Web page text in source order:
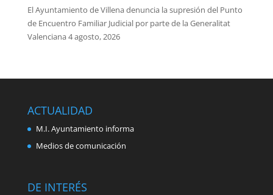
El Ayuntamiento de Villena denuncia la supresión del Punto
de Encuentro Familiar Judicial por parte de la Generalitat
Valenciana4 agosto, 2026
ACTUALIDAD
M.I. Ayuntamiento informa
Medios de comunicación
DE INTERÉS